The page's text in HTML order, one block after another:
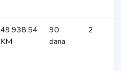
49.938,54
KM
90
dana
2